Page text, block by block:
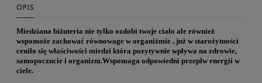
OPIS
Miedziana biżuteria nie tylko ozdobi twoje ciało ale również
wspomoże zachować równowage w organiźmie , już w starożytności
ceniło się właściwości miedzi która pozytywnie wpływa na zdrowie,
samopoczucie i organizm.Wspomaga odpowiedni przepłw energii w
ciele.